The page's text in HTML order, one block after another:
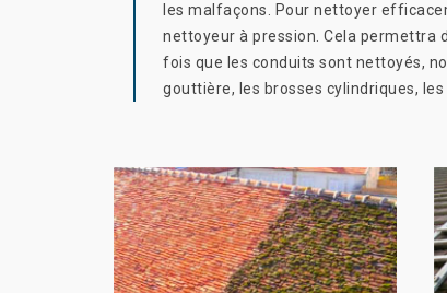
les malfaçons. Pour nettoyer
nettoyeur à pression. Cela permettra
fois que les conduits sont nettoyés,
gouttière, les brosses cylindriques,